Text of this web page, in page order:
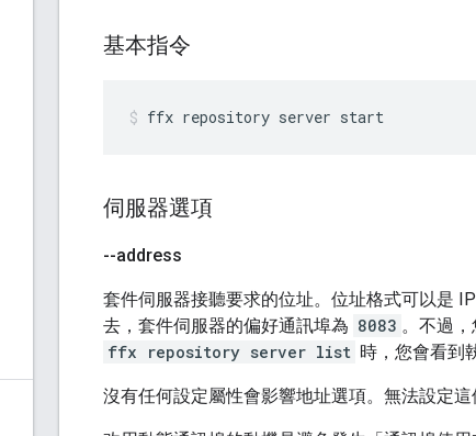
基本指令
ffx repository server start
伺服器選項
--address
套件伺服器接聽要求的位址。位址格式可以是
去，套件伺服器的偏好通訊埠為 8083 。不過
ffx repository server list 時，您會看到
沒有任何設定屬性會影響地址選項。無法設定